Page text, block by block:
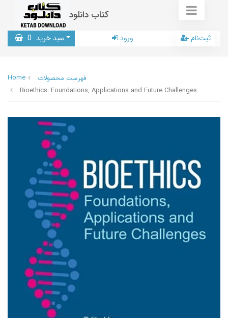
کتاب دانلود
سبد خرید 0 ورود ثبت‌نام
Home
فهرست محصولات
Bioethics: Foundations, Applications and Future Challenges